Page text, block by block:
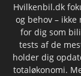
Hvilkenbil.dk
og behov –
for dig som
tests af de
holder dig
totaløkonomi.